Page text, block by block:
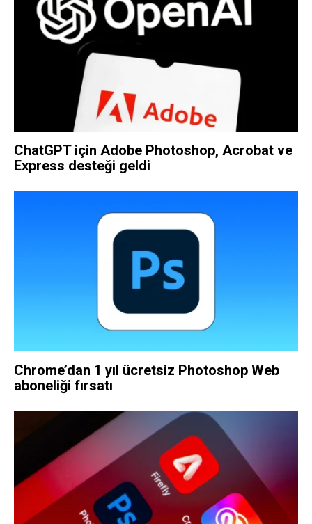
ChatGPT için Adobe Photoshop, Acrobat ve
Express desteği geldi
Chrome’dan 1 yıl ücretsiz Photoshop Web
aboneliği fırsatı